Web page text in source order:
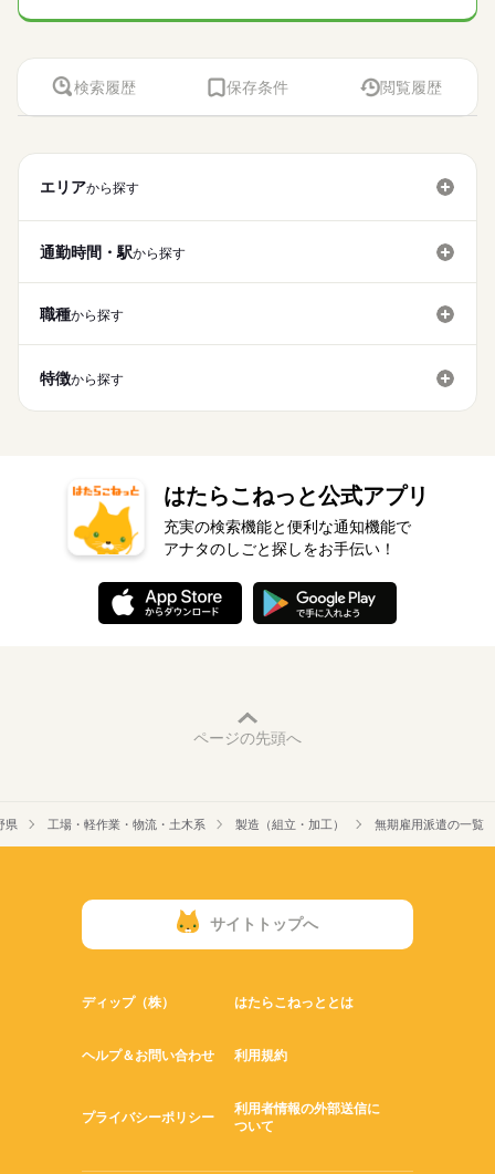
検索履歴 保存条件 閲覧履歴
エリアから探す
通勤時間・駅から探す
職種から探す
特徴から探す
はたらこねっと公式アプリ
充実の検索機能と便利な通知機能で
アナタのしごと探しをお手伝い！
ページの先頭へ
県 工場・軽作業・物流・土木系 製造（組立・加工） 無期雇用派遣の一覧
サイトトップへ
ディップ（株） はたらこねっととは
ヘルプ＆お問い合わせ 利用規約
プライバシーポリシー
利用者情報の外部送信に
ついて